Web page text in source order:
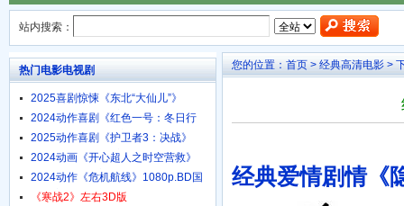
站内搜索：
您的位置： 首页 > 经典高清电影 >
经典爱情剧情《
热门电影电视剧
2025喜剧惊悚《东北“大仙儿”》
1080p.HD国语中字
2024动作喜剧《红色一号：冬日行
动》4K.HD中英双字
2025动作喜剧《护卫者3：决战》
1080p.HD国语中字
2024动画《开心超人之时空营救》
4K.HD国语中字
2024动作《危机航线》1080p.BD国
语中字
《寒战2》左右3D版